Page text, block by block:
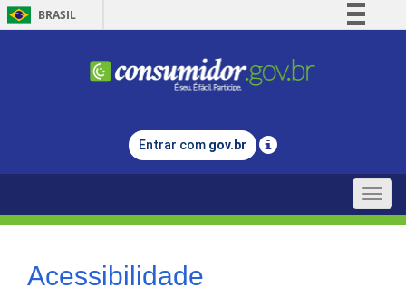
BRASIL
Comunica BR
Legislação
Entrar com gov.br
Toggle
Acessibilidade